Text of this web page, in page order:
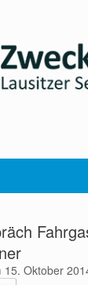
15. Oktober